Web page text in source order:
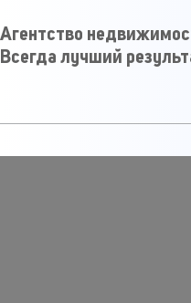
Агентство
Всегда лучший